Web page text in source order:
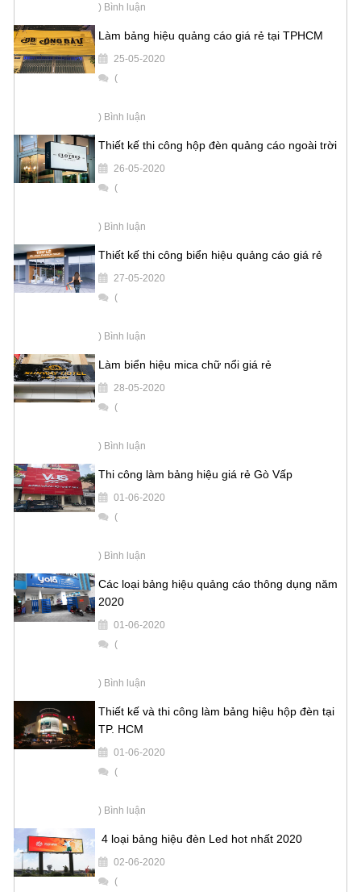
) Bình luận
Làm bảng hiệu quảng cáo giá rẻ tại TPHCM
25-05-2020
(
) Bình luận
Thiết kế thi công hộp đèn quảng cáo ngoài trời
26-05-2020
(
) Bình luận
Thiết kế thi công biển hiệu quảng cáo giá rẻ
27-05-2020
(
) Bình luận
Làm biển hiệu mica chữ nổi giá rẻ
28-05-2020
(
) Bình luận
Thi công làm bảng hiệu giá rẻ Gò Vấp
01-06-2020
(
) Bình luận
Các loại bảng hiệu quảng cáo thông dụng năm
2020
01-06-2020
(
) Bình luận
Thiết kế và thi công làm bảng hiệu hộp đèn tại
TP. HCM
01-06-2020
(
) Bình luận
4 loại bảng hiệu đèn Led hot nhất 2020
02-06-2020
(